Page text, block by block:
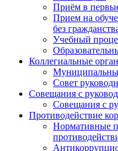
Приём в
Прием на
без
Учебный
Коллегиальные
Совет
Совещания с
Совещания с
Противодействие
Нормативные